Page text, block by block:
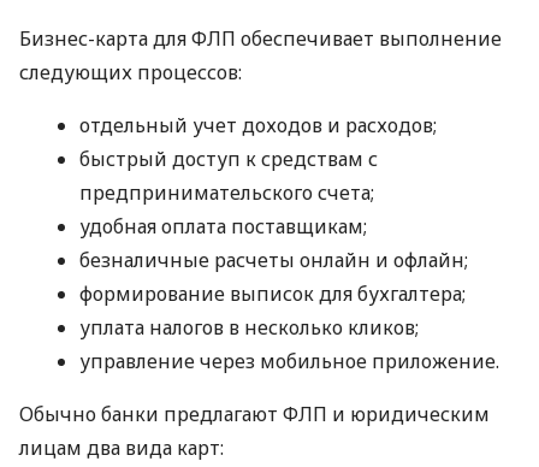
Бизнес-карта для ФЛП обеспечивает выполнение
следующих процессов:
отдельный учет доходов и расходов;
быстрый доступ к средствам с
предпринимательского счета;
удобная оплата поставщикам;
безналичные расчеты онлайн и офлайн;
формирование выписок для бухгалтера;
уплата налогов в несколько кликов;
управление через мобильное приложение.
Обычно банки предлагают ФЛП и юридическим
лицам два вида карт: